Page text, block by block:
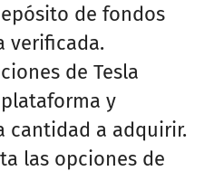
de fondos
verificada.
de Tesla
plataforma y
cantidad a adquirir.
las opciones de